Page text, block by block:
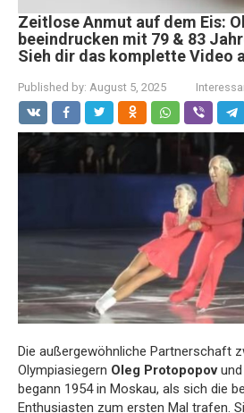
Zeitlose Anmut auf dem Eis:
beeindrucken mit 79 & 83
Sieh dir das komplette Video
Published by: August 5, 2025
Die außergewöhnliche Partnerschaft
Olympiasiegern Oleg Protopopovund
begann 1954 in Moskau, als sich die
Enthusiasten zum ersten Mal trafen.